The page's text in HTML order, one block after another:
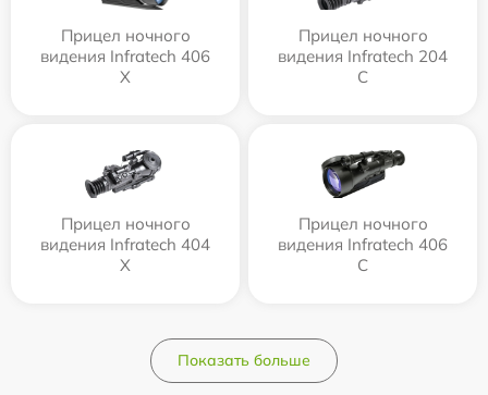
Прицел ночного
видения Infratech 406
Х
Прицел ночного
видения Infratech 204
С
Прицел ночного
видения Infratech 404
Х
Прицел ночного
видения Infratech 406
С
Показать больше